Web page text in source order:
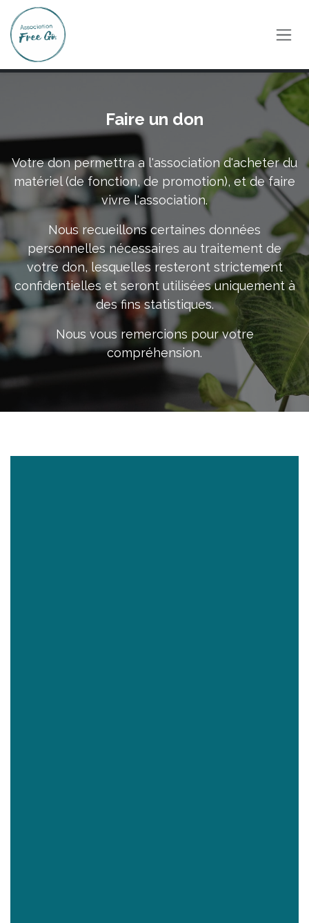
Se rendre au contenu
Faire un don
Votre don permettra a l'association d'acheter du
matériel (de fonction, de promotion), et de faire
vivre l'association.
Nous recueillons certaines données
personnelles nécessaires au traitement de
votre don, lesquelles resteront strictement
confidentielles et seront utilisées uniquement à
des fins statistiques.
Nous vous remercions pour votre
compréhension.